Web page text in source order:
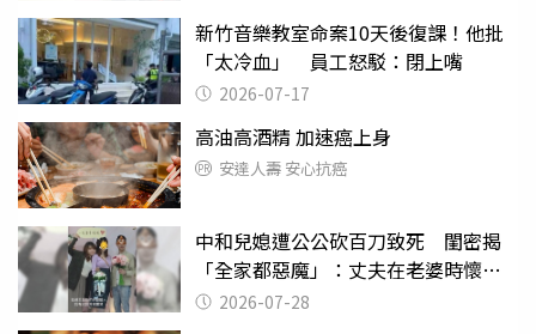
新竹音樂教室命案10天後復課！他批
「太冷血」 員工怒駁：閉上嘴
2026-07-17
高油高酒精 加速癌上身
安達人壽 安心抗癌
中和兒媳遭公公砍百刀致死 閨密揭
「全家都惡魔」：丈夫在老婆時懷孕
摔東西
2026-07-28